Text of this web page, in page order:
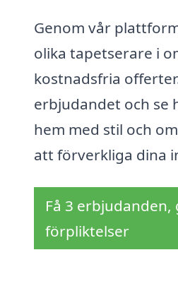
Genom vår
olika tapetserare i
kostnadsfria
erbjudandet och se
hem med stil och
att förverkliga dina
Få 3
förpliktelser